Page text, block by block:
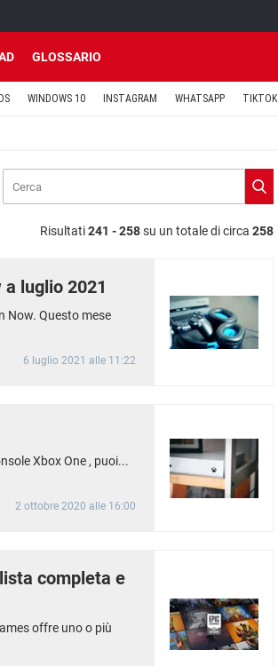
GLOSSARIO
WINDOWS 10 INSTAGRAM WHATSAPP TIKTOK
Risultati241 - 258su un totale di circa 258
luglio 2021
Now. Questo mese
6 luglio 2021 alle 11:22
Xbox One , puoi...
2 ottobre 2020 alle 16:00
completa e
offre uno o più